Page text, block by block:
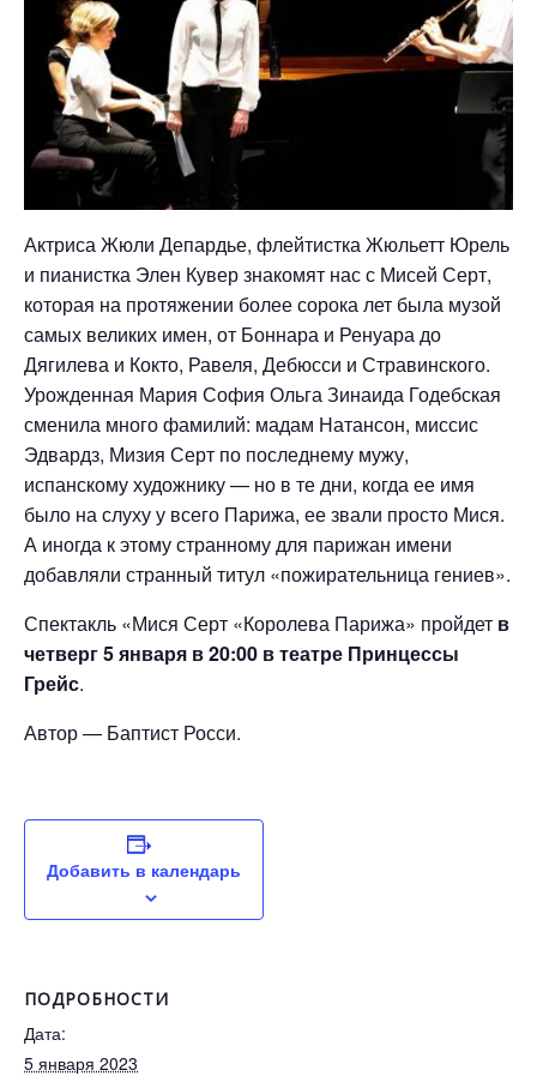
Актриса Жюли Депардье, флейтистка Жюльетт Юрель
и пианистка Элен Кувер знакомят нас с Мисей Серт,
которая на протяжении более сорока лет была музой
самых великих имен, от Боннара и Ренуара до
Дягилева и Кокто, Равеля, Дебюсси и Стравинского.
Урожденная Мария София Ольга Зинаида Годебская
сменила много фамилий: мадам Натансон, миссис
Эдвардз, Мизия Серт по последнему мужу,
испанскому художнику — но в те дни, когда ее имя
было на слуху у всего Парижа, ее звали просто Мися.
А иногда к этому странному для парижан имени
добавляли странный титул «пожирательница гениев».
Спектакль «Мися Серт «Королева Парижа» пройдет в
четверг 5 января в 20:00 в театре Принцессы
Грейс.
Автор — Баптист Росси.
Добавить в календарь
ПОДРОБНОСТИ
Дата:
5 января 2023